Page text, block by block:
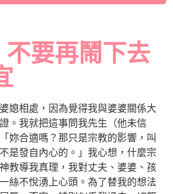
不要再鬧下去
媳相處，因為覺得我與婆婆關係大
。我就把這事問我先生（他未信
妳合適嗎？那只是宗教的影響，叫
是發自內心的。」我心想，什麼宗
教導我真理，我對丈夫、婆婆、孩
絲不悅湧上心頭。為了替我的想法